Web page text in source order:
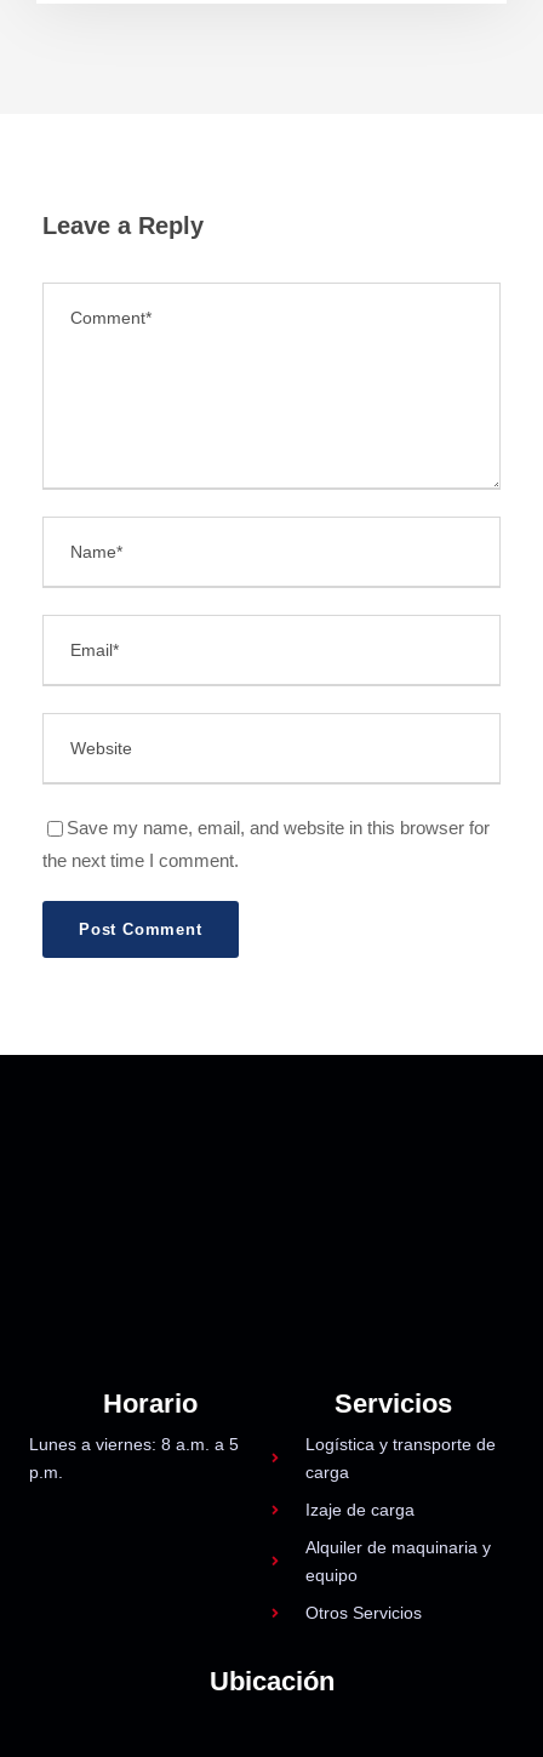
Leave a Reply
Save my name, email, and website in this browser for
the next time I comment.
Horario
Lunes a viernes: 8 a.m. a 5
p.m.
Servicios
Logística y transporte de
carga
Izaje de carga
Alquiler de maquinaria y
equipo
Otros Servicios
Ubicación